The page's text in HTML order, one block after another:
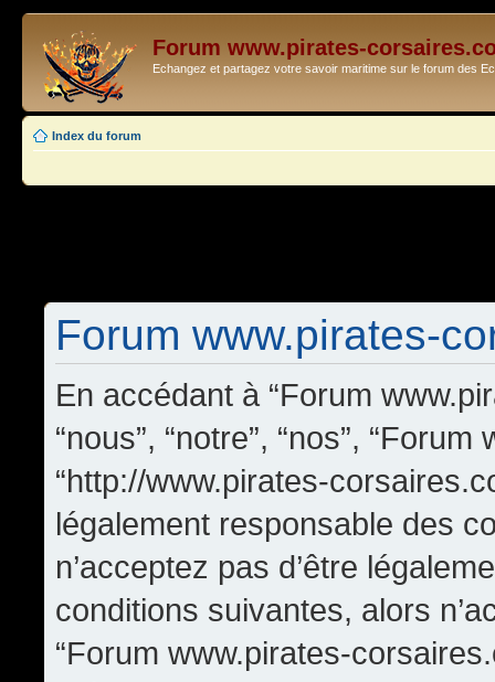
Forum www.pirates-
Echangez et partagez votre savoir maritime sur le forum des
Index du forum
Forum www.pirates-
En accédant à “Forum
“nous”, “notre”, “nos”,
“http://www.pirates-
légalement responsable des
n’acceptez pas d’être
conditions suivantes, alors
“Forum www.pirates-